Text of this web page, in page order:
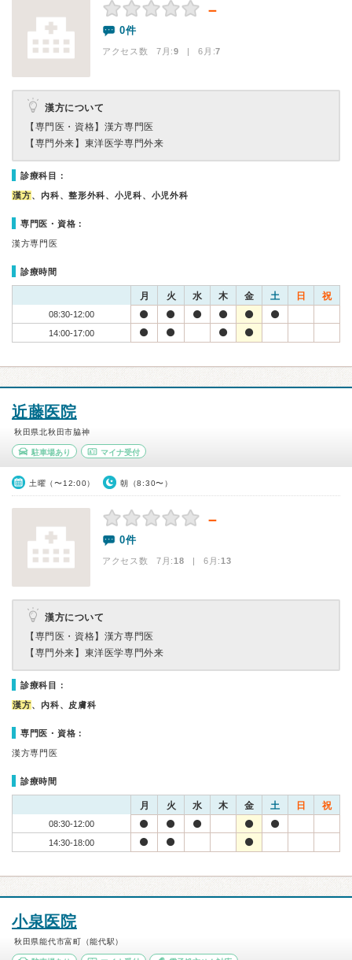
－
0件
アクセス数 7月:9 | 6月:7
漢方について
【専門医・資格】 漢方専門医
【専門外来】 東洋医学専門外来
診療科目：
漢方、内科、整形外科、小児科、小児外科
専門医・資格：
漢方専門医
診療時間
月 火 水 木 金 土 日 祝
08:30-12:00
14:00-17:00
近藤医院
秋田県北秋田市脇神
駐車場あり マイナ受付
土曜（〜12:00） 朝（8:30〜）
－
0件
アクセス数 7月:18 | 6月:13
漢方について
【専門医・資格】 漢方専門医
【専門外来】 東洋医学専門外来
診療科目：
漢方、内科、皮膚科
専門医・資格：
漢方専門医
診療時間
月 火 水 木 金 土 日 祝
08:30-12:00
14:30-18:00
小泉医院
秋田県能代市富町（能代駅）